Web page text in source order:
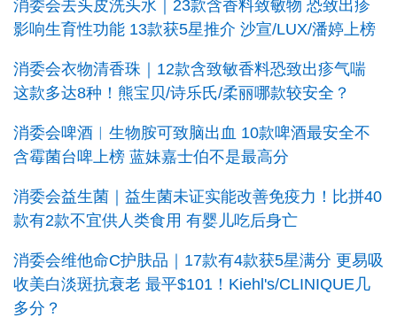
消委会去头皮洗头水｜23款含香料致敏物 恐致出疹
影响生育性功能 13款获5星推介 沙宣/LUX/潘婷上榜
消委会衣物清香珠｜12款含致敏香料恐致出疹气喘
这款多达8种！熊宝贝/诗乐氏/柔丽哪款较安全？
消委会啤酒︱生物胺可致脑出血 10款啤酒最安全不
含霉菌台啤上榜 蓝妹嘉士伯不是最高分
消委会益生菌｜益生菌未证实能改善免疫力！比拼40
款有2款不宜供人类食用 有婴儿吃后身亡
消委会维他命C护肤品｜17款有4款获5星满分 更易吸
收美白淡斑抗衰老 最平$101！Kiehl's/CLINIQUE几
多分？